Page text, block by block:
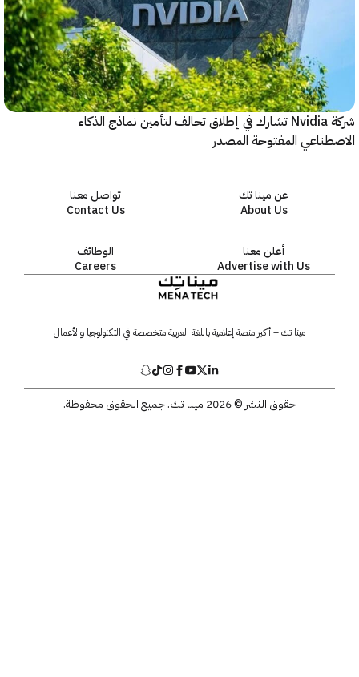
شركة Nvidia تشارك في إطلاق تحالف لتأمين نماذج الذكاء
المفتوحة المصدر
عن مينا تك
About Us
تواصل معنا
Contact Us
أعلن معنا
Advertise with Us
الوظائف
Careers
مينا تك – أكبر منصة إعلامية باللغة العربية متخصصة في التكنولوجيا والأعمال
حقوق النشر © 2026 مينا تك. جميع الحقوق محفوظة.